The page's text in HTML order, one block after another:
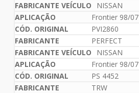
NISSAN
Frontier 98/07
PVI2860
PERFECT
NISSAN
Frontier 98/07
PS 4452
TRW